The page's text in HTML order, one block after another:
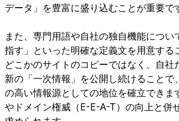
データ」を豊富に盛り込むことが重要で
また、専門用語や自社の独自機能につい
指す」といった明確な定義文を用意する
どこかのサイトのコピーではなく、自社
新の「一次情報」を公開し続けることで
の高い情報源としての地位を確立できま
やドメイン権威（E-E-A-T）の向上と併